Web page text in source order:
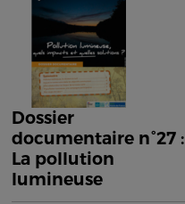
Dossier
documentaire n°27 :
La pollution
lumineuse